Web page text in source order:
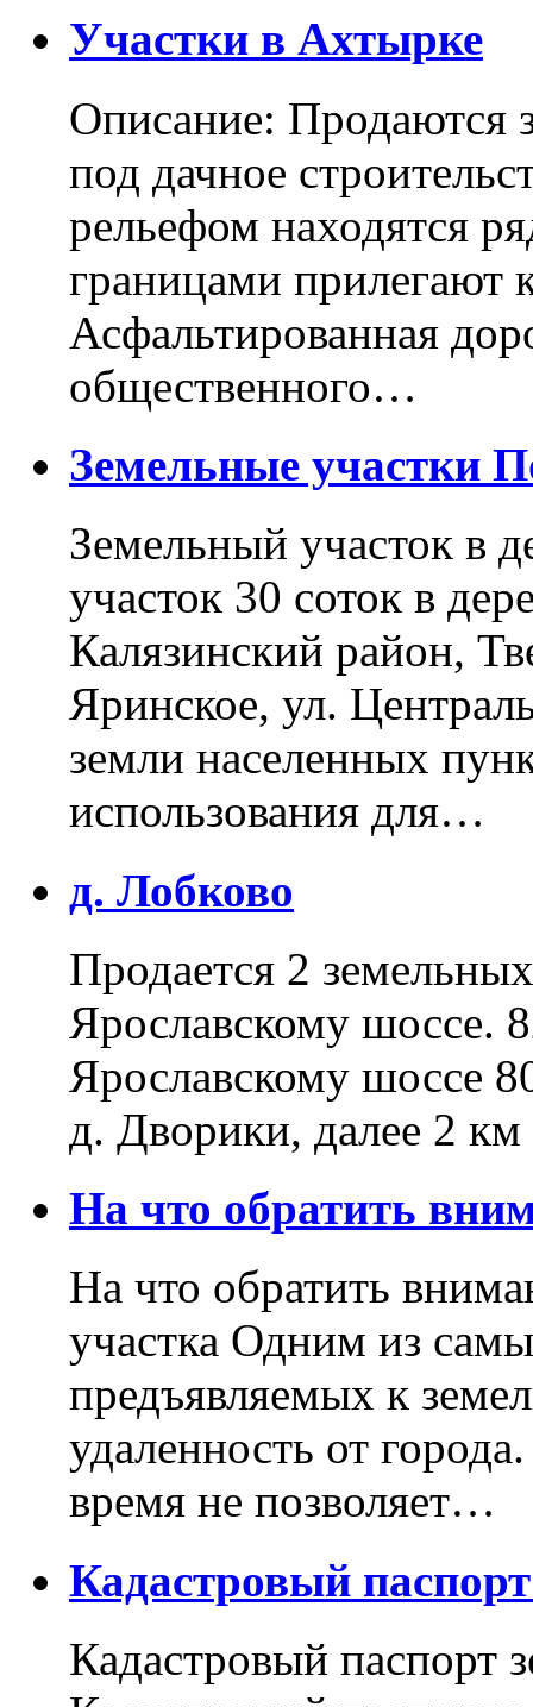
Участки в Ахтырке
Описание: Продаются
под дачное
рельефом находятся
границами прилегают
Асфальтированная
общественного…
Земельные участки
Земельный участок в
участок 30 соток в
Калязинский район,
Яринское, ул.
земли населенных
использования для…
д. Лобково
Продается 2
Ярославскому
Ярославскому шоссе
д. Дворики, далее 2
На что обратить
На что обратить
участка Одним из
предъявляемых к
удаленность от
время не позволяет…
Кадастровый
Кадастровый паспорт